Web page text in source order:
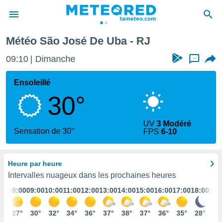
de
en
Météo São José De Uba - RJ
09:10 Dimanche ...
Ensoleillé
30°
Sensation de 30°
UV3 Modéré
FPS6-10
Heure par heure
Intervalles nuageux dans les prochaines heures
08:00
27°
09:00
30°
10:00
32°
11:00
34°
12:00
36°
13:00
37°
14:00
38°
15:00
37°
16:00
36°
17:00
35°
18:00
28°